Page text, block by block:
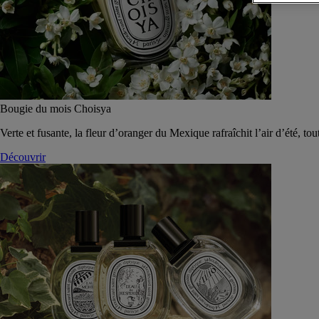
Bougie du mois Choisya
Verte et fusante, la fleur d’oranger du Mexique rafraîchit l’air d’été,
Découvrir